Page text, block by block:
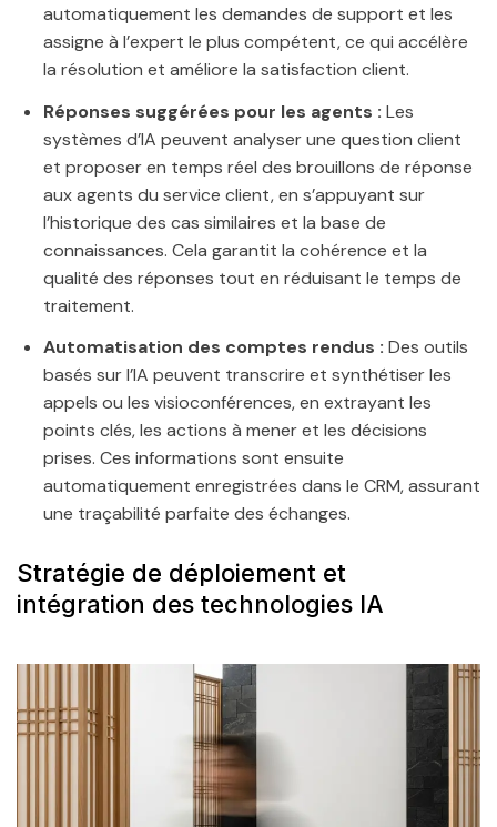
automatiquement les demandes de support et les
assigne à l’expert le plus compétent, ce qui accélère
la résolution et améliore la satisfaction client.
Réponses suggérées pour les agents : Les
systèmes d’IA peuvent analyser une question client
et proposer en temps réel des brouillons de réponse
aux agents du service client, en s’appuyant sur
l’historique des cas similaires et la base de
connaissances. Cela garantit la cohérence et la
qualité des réponses tout en réduisant le temps de
traitement.
Automatisation des comptes rendus : Des outils
basés sur l’IA peuvent transcrire et synthétiser les
appels ou les visioconférences, en extrayant les
points clés, les actions à mener et les décisions
prises. Ces informations sont ensuite
automatiquement enregistrées dans le CRM, assurant
une traçabilité parfaite des échanges.
Stratégie de déploiement et
intégration des technologies IA